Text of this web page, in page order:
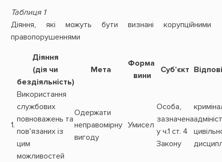
Таблиця 1
Діяння, які можуть бути визнані корупційними
правопорушеннями
Діяння
(дія чи
бездіяльність)
Мета
Форма
вини
Суб’єкт
1.
Використання
службових
повноважень та
пов’язаних із
цим
можливостей
Одержати
неправомірну
вигоду
Умисел
Особа,
зазначена
у ч.1 ст. 4
Закону